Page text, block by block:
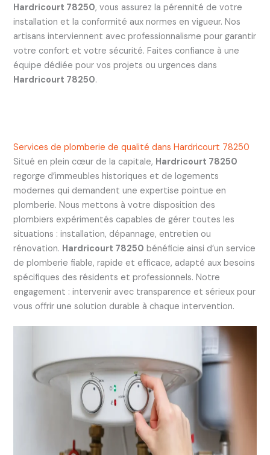
Hardricourt 78250, vous assurez la pérennité de votre
installation et la conformité aux normes en vigueur. Nos
artisans interviennent avec professionnalisme pour garantir
votre confort et votre sécurité. Faites confiance à une
équipe dédiée pour vos projets ou urgences dans
Hardricourt 78250.
Services de plomberie de qualité dans Hardricourt 78250
Situé en plein cœur de la capitale, Hardricourt 78250
regorge d’immeubles historiques et de logements
modernes qui demandent une expertise pointue en
plomberie. Nous mettons à votre disposition des
plombiers expérimentés capables de gérer toutes les
situations : installation, dépannage, entretien ou
rénovation. Hardricourt 78250 bénéficie ainsi d’un service
de plomberie fiable, rapide et efficace, adapté aux besoins
spécifiques des résidents et professionnels. Notre
engagement : intervenir avec transparence et sérieux pour
vous offrir une solution durable à chaque intervention.